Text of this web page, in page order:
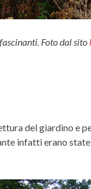
Foto dal sito
del giardino e
infatti erano